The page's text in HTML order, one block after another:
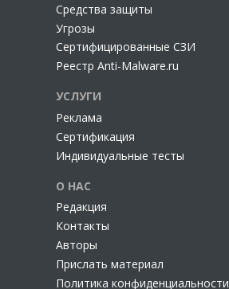
Cредства защиты
Угрозы
Сертифицированные СЗИ
Реестр Anti-Malware.ru
УСЛУГИ
Реклама
Сертификация
Индивидуальные тесты
О НАС
Редакция
Контакты
Авторы
Прислать материал
Политика конфиденциальности